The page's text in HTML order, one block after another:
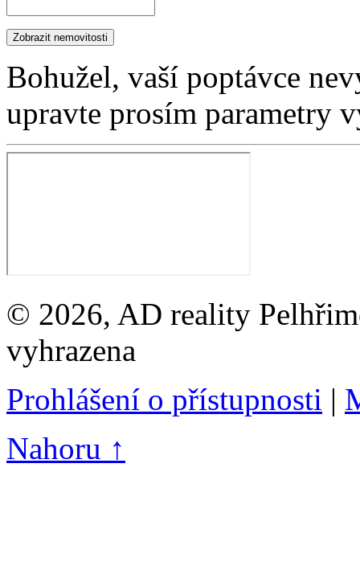
Bohužel, vaší poptávce
upravte prosím parametry
© 2026, AD reality
vyhrazena
Prohlášení o přístupnosti |
Nahoru ↑